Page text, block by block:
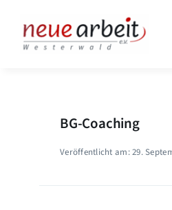
content
BG-Coaching
Veröffentlicht am: 29.